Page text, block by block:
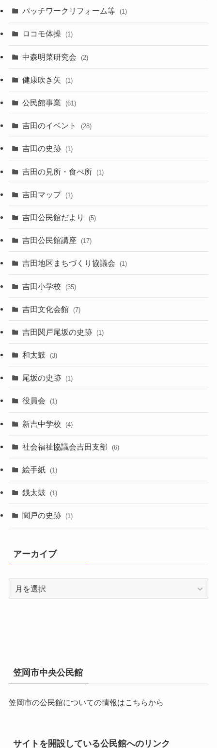
パッチワークリフォーム等 (1)
ロコモ体操 (1)
中森明菜研究会 (2)
健康吹き矢 (1)
公民館事業 (61)
吉田のイベント (28)
吉田の史跡 (1)
吉田の見所・食べ所 (1)
吉田マップ (1)
吉田公民館だより (5)
吉田公民館講座 (17)
吉田地区まちづくり協議会 (1)
吉田小学校 (35)
吉田文化会館 (7)
吉田関戸尾坂の史跡 (1)
和太鼓 (3)
尾坂の史跡 (1)
役員会 (1)
新吉中学校 (4)
社会福祉協議会吉田支部 (6)
絵手紙 (1)
銭太鼓 (1)
関戸の史跡 (1)
アーカイブ
笠岡市中央公民館
笠岡市の公民館についての情報はこちらから
サイトを開設している公民館へのリンク